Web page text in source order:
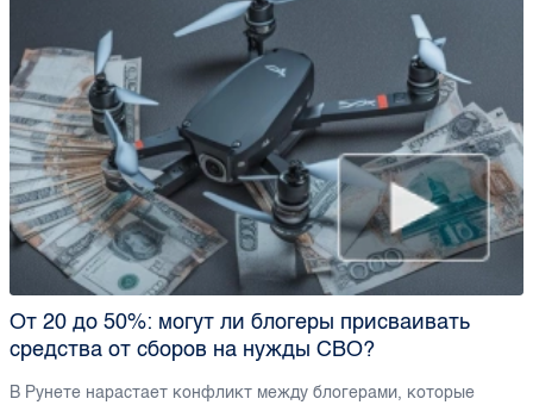
От 20 до 50%: могут ли блогеры присваивать
средства от сборов на нужды СВО?
В Рунете нарастает конфликт между блогерами, которые